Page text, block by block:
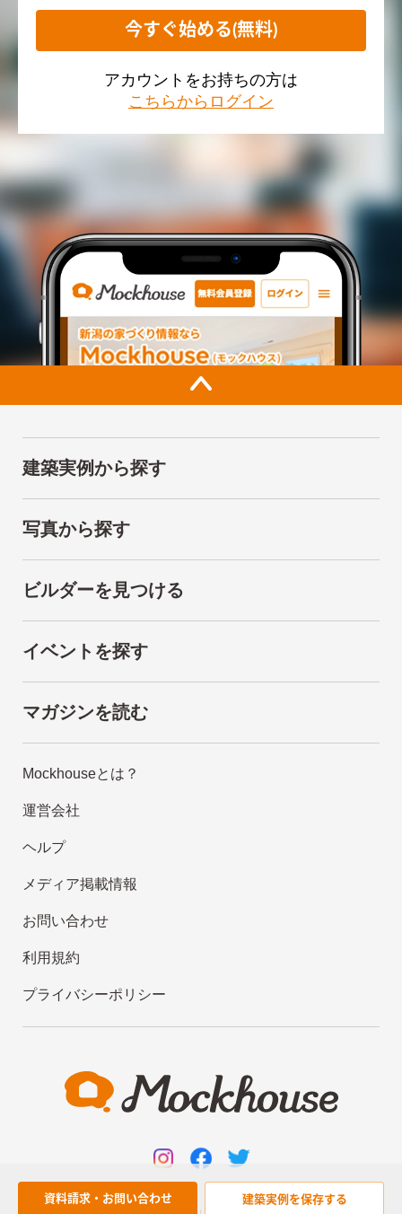
資料請求・お問い合わせ 建築実例を保存する
今すぐ始める(無料)
アカウントをお持ちの方は
こちらからログイン
建築実例から探す
写真から探す
ビルダーを見つける
イベントを探す
マガジンを読む
Mockhouseとは？
運営会社
ヘルプ
メディア掲載情報
お問い合わせ
利用規約
プライバシーポリシー